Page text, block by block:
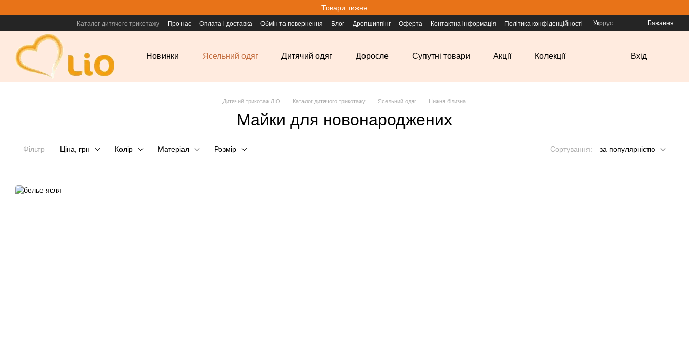
Товари тижня
Каталог дитячого трикотажу Про нас Оплата і доставка Обмін та повернення Блог Дропшиппінг Оферта Контактна інформація Політика конфіденційності Укррус Бажання
Новинки Ясельний одяг Дитячий одяг Доросле Супутні товари Акції Колекції Вхід
Дитячий трикотаж ЛІО Каталог дитячого трикотажу Ясельний одяг Нижня білизна
Майки для новонароджених
Фільтр Ціна, грн Колір Матеріал Розмір Сортування: за популярністю